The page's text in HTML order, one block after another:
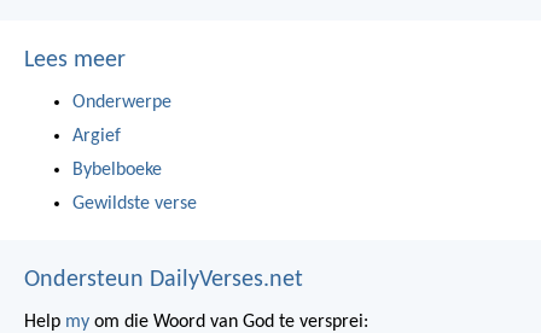
Lees meer
Onderwerpe
Argief
Bybelboeke
Gewildste verse
Ondersteun DailyVerses.net
Help my om die Woord van God te versprei: